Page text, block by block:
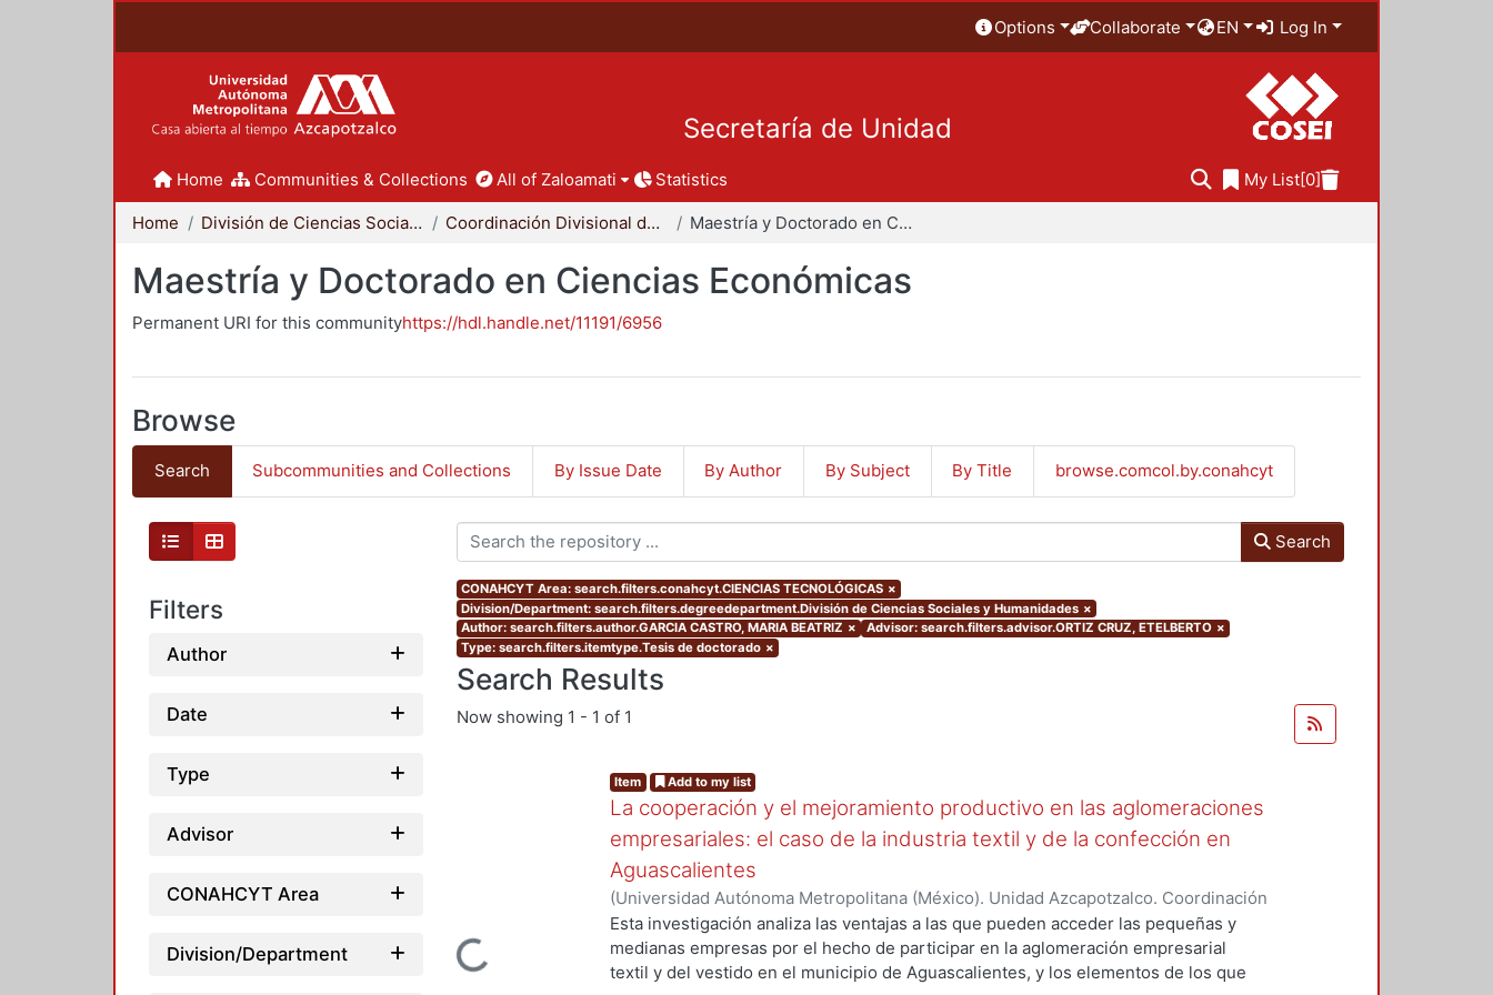
Options Collaborate EN Log In
Secretaría de Unidad
Home Communities & Collections All of Zaloamati Statistics My List[0]
Home División de Ciencias Sociales y Humanidades Coordinación Divisional de Posgrado Maestría y Doctorado en Ciencias Económicas
Maestría y Doctorado en Ciencias Económicas
Permanent URI for this communityhttps://hdl.handle.net/11191/6956
Browse
Search Subcommunities and Collections By Issue Date By Author By Subject By Title browse.comcol.by.conahcyt
Filters
Author
Date
Type
Advisor
CONAHCYT Area
Division/Department
Search
CONAHCYT Area: search.filters.conahcyt.CIENCIAS TECNOLÓGICAS ×
Division/Department: search.filters.degreedepartment.División de Ciencias Sociales y Humanidades ×
Author: search.filters.author.GARCIA CASTRO, MARIA BEATRIZ × Advisor: search.filters.advisor.ORTIZ CRUZ, ETELBERTO ×
Type: search.filters.itemtype.Tesis de doctorado ×
Search Results
Now showing 1 - 1 of 1
Loading...
Item Add to my list
La cooperación y el mejoramiento productivo en las aglomeraciones
empresariales: el caso de la industria textil y de la confección en
Aguascalientes
(Universidad Autónoma Metropolitana (México). Unidad Azcapotzalco. Coordinación
de Servicios de Información.,2006-03 ) GARCIA CASTRO, MARIA BEATRIZ
Esta investigación analiza las ventajas a las que pueden acceder las pequeñas y
medianas empresas por el hecho de participar en la aglomeración empresarial
textil y del vestido en el municipio de Aguascalientes, y los elementos de los que